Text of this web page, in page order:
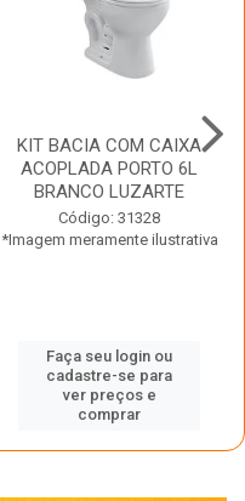
KIT BACIA COM CAIXA
ACOPLADA PORTO 6L
BRANCO LUZARTE
Código: 31328
*Imagem meramente ilustrativa
Faça seu login ou
cadastre-se para
ver preços e
comprar